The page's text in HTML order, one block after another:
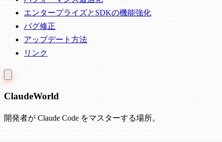
エンタープライズとSDKの機能強化
バグ修正
アップデート方法
リンク
ClaudeWorld
開発者が Claude Code をマスターする場所。